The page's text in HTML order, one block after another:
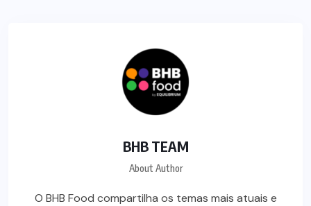
BHB TEAM
About Author
O BHB Food compartilha os temas mais atuais e